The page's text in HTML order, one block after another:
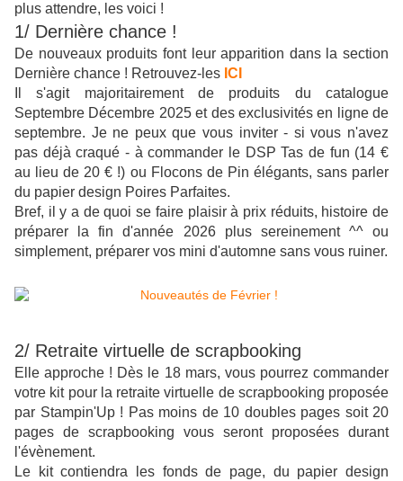
plus attendre, les voici !
1/ Dernière chance !
De nouveaux produits font leur apparition dans la section
Dernière chance ! Retrouvez-les ICI
Il s'agit majoritairement de produits du catalogue
Septembre Décembre 2025 et des exclusivités en ligne de
septembre. Je ne peux que vous inviter - si vous n'avez
pas déjà craqué - à commander le DSP Tas de fun (14 €
au lieu de 20 € !) ou Flocons de Pin élégants, sans parler
du papier design Poires Parfaites.
Bref, il y a de quoi se faire plaisir à prix réduits, histoire de
préparer la fin d'année 2026 plus sereinement ^^ ou
simplement, préparer vos mini d'automne sans vous ruiner.
2/ Retraite virtuelle de scrapbooking
Elle approche ! Dès le 18 mars, vous pourrez commander
votre kit pour la retraite virtuelle de scrapbooking proposée
par Stampin'Up ! Pas moins de 10 doubles pages soit 20
pages de scrapbooking vous seront proposées durant
l'évènement.
Le kit contiendra les fonds de page, du papier design